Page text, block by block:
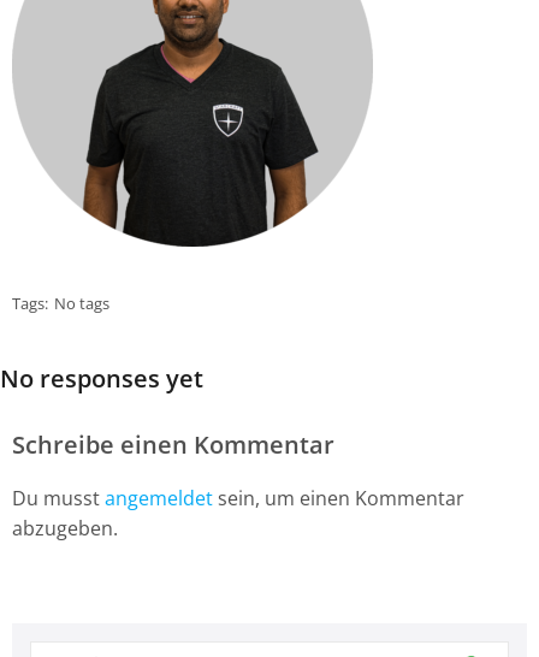
Tags: No tags
No responses yet
Schreibe einen Kommentar
Du musstangemeldet sein, um einen Kommentar
abzugeben.